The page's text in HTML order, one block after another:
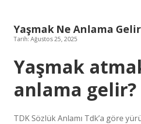
Yaşmak Ne Anlama Gelir
Tarih: Ağustos 25, 2025
Yaşmak
anlama gelir?
TDK Sözlük Anlamı Tdk’a göre